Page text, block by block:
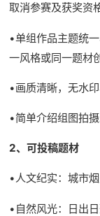
取消参赛及获奖资
•单组作品主题统
一风格或同一题材
•画质清晰，无水
•简单介绍组图拍
2、可投稿题材
•人文纪实：城市
•自然风光：日出